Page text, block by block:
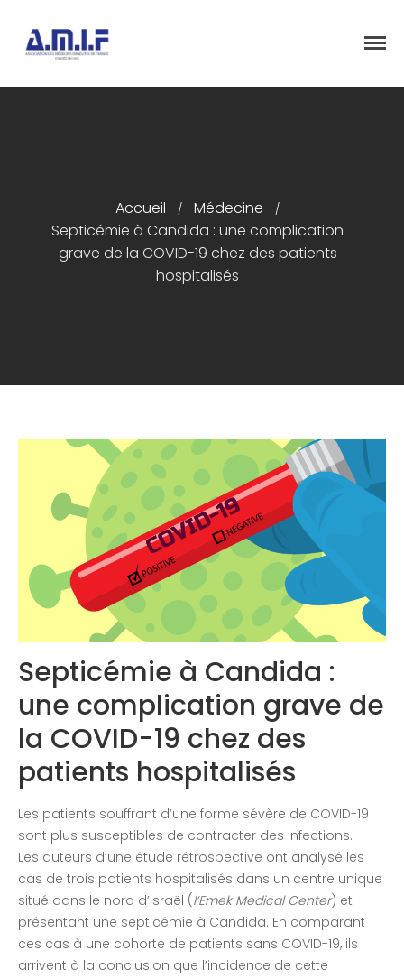
Présentation
Articles
Événements
Congrès 2020
Accueil / Médecine /
Septicémie à Candida : une complication
grave de la COVID-19 chez des patients
hospitalisés
Septicémie à Candida :
une complication grave de
la COVID-19 chez des
patients hospitalisés
Les patients souffrant d’une forme sévère de COVID-19
sont plus susceptibles de contracter des infections.
Les auteurs d’une étude rétrospective ont analysé les
cas de trois patients hospitalisés dans un centre unique
situé dans le nord d’Israël (l’Emek Medical Center) et
présentant une septicémie à Candida. En comparant
ces cas à une cohorte de patients sans COVID-19, ils
arrivent à la conclusion que l’incidence de cette